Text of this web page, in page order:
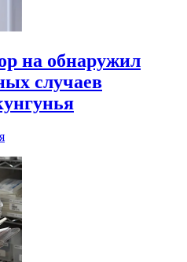
на обнаружил
случаев